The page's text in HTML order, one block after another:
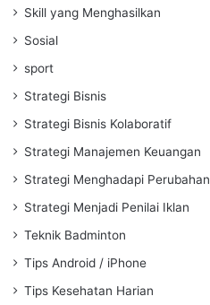
Skill yang Menghasilkan
Sosial
sport
Strategi Bisnis
Strategi Bisnis Kolaboratif
Strategi Manajemen Keuangan
Strategi Menghadapi Perubahan
Strategi Menjadi Penilai Iklan
Teknik Badminton
Tips Android / iPhone
Tips Kesehatan Harian